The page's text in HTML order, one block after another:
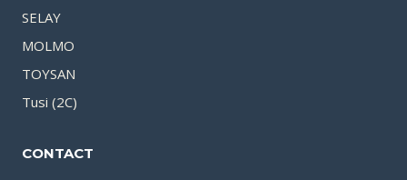
SELAY
MOLMO
TOYSAN
Tusi (2C)
CONTACT